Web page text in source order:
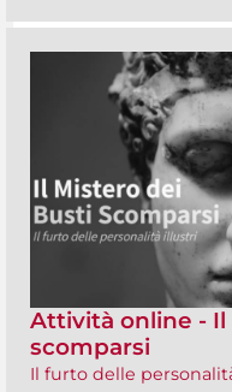
Attività online -
scomparsi
Il furto delle